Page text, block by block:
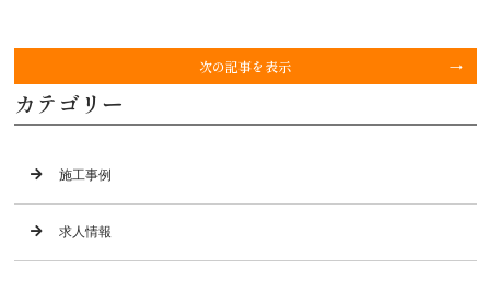
次の記事を表示
カテゴリー
施工事例
求人情報